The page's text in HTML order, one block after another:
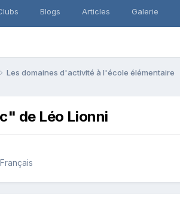
Blogs Articles Galerie
Les domaines d'activité à l'école élémentaire
de Léo Lionni
Français